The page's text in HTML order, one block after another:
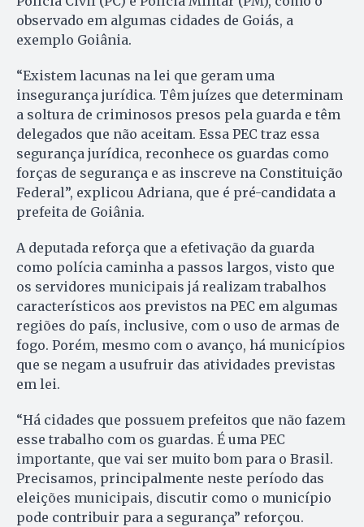
observado em algumas cidades de Goiás, a
exemplo Goiânia.
“Existem lacunas na lei que geram uma
insegurança jurídica. Têm juízes que determinam
a soltura de criminosos presos pela guarda e têm
delegados que não aceitam. Essa PEC traz essa
segurança jurídica, reconhece os guardas como
forças de segurança e as inscreve na Constituição
Federal”, explicou Adriana, que é pré-candidata a
prefeita de Goiânia.
A deputada reforça que a efetivação da guarda
como polícia caminha a passos largos, visto que
os servidores municipais já realizam trabalhos
característicos aos previstos na PEC em algumas
regiões do país, inclusive, com o uso de armas de
fogo. Porém, mesmo com o avanço, há municípios
que se negam a usufruir das atividades previstas
em lei.
“Há cidades que possuem prefeitos que não fazem
esse trabalho com os guardas. É uma PEC
importante, que vai ser muito bom para o Brasil.
Precisamos, principalmente neste período das
eleições municipais, discutir como o município
pode contribuir para a segurança” reforçou.